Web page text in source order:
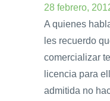
28 febrero,
A quienes
les recuerdo
comercializar
licencia para
admitida no